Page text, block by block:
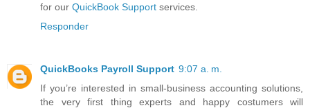
for our QuickBook Support services.
Responder
QuickBooks Payroll Support 9:07 a. m.
If you’re interested in small-business accounting solutions,
the very first thing experts and happy costumers will